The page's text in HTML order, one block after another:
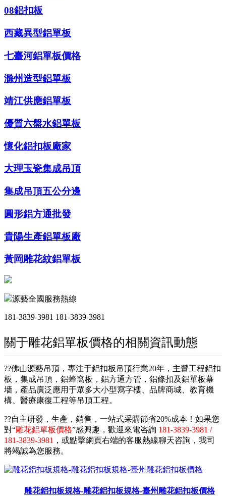
08鋁扣板
西藏異型鋁單板
七臺河鋁單板價格
滁州造型鋁單板
靖江供應鋁單板
優質六盤水鋁單板
懷化鋁扣板廠家
大理玉瓷集成吊頂
集成吊頂五公分邊
圓形鋁方通批發
貴陽生產鋁單板廠
黃岡雕花紋鋁單板
源藝全國服務熱線
181-3839-3981 181-3839-3981
關于雕花鋁單板價格的相關資訊動態
??佛山源藝吊頂，專注于鋁扣板吊頂行業20年，主營工程鋁扣
板，集成吊頂，鋁蜂窩板，鋁方通方管，鋁條扣及鋁單板幕
墻，產品廣泛應用于眾多大小型寫字樓、品牌商城、教育機
構、醫療康復工程等吊頂工程。
??自主研發，生產，銷售，一站式采購節省20%成本！如果您
對“雕花鋁單板價格”感興趣，歡迎來電咨詢 181-3839-3981 /
181-3839-3981 ，或點擊網頁右端的客服熱線聊天咨詢，我司
將竭誠為您服務。
雕花鋁扣板規格-雕花鋁扣板規格-臺州雕花鋁扣板價格